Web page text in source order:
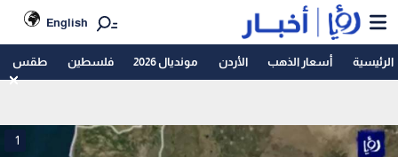
English
الرئيسية أسعار الذهب الأردن مونديال 2026 فلسطين طقس
1